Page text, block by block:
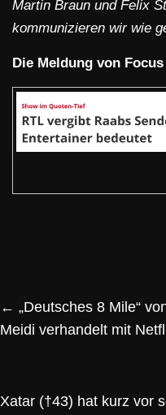
Martin Braun und Felix
kommunizieren wir wie
Die Meldung von Focus
← „Deutsches 8 Mile“
Meidi verhandelt mit
Xatar (†43) hat kurz vor